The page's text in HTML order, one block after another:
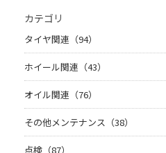
カテゴリ
タイヤ関連（94）
ホイール関連（43）
オイル関連（76）
その他メンテナンス（38）
点検（87）